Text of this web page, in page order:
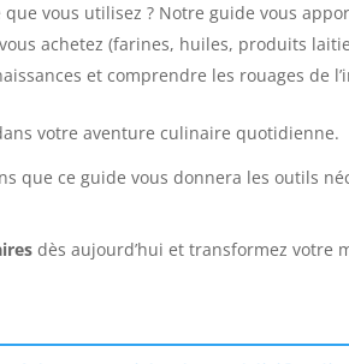
vous utilisez ? Notre guide vous
achetez (farines, huiles, produits
et comprendre les rouages de
votre aventure culinaire quotidienne.
que ce guide vous donnera les outils
dès aujourd’hui et transformez votre